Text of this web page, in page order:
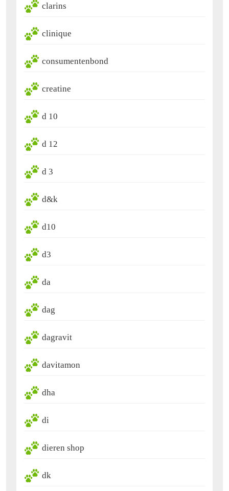
clarins
clinique
consumentenbond
creatine
d 10
d 12
d 3
d&k
d10
d3
da
dag
dagravit
davitamon
dha
di
dieren shop
dk